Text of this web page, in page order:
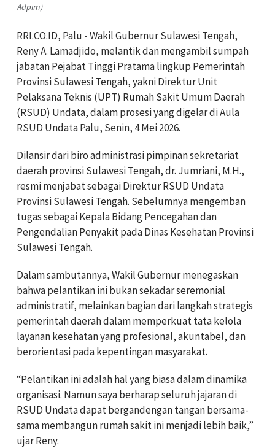
Adpim)
RRI.CO.ID, Palu - Wakil Gubernur Sulawesi Tengah,
Reny A. Lamadjido, melantik dan mengambil sumpah
jabatan Pejabat Tinggi Pratama lingkup Pemerintah
Provinsi Sulawesi Tengah, yakni Direktur Unit
Pelaksana Teknis (UPT) Rumah Sakit Umum Daerah
(RSUD) Undata, dalam prosesi yang digelar di Aula
RSUD Undata Palu, Senin, 4 Mei 2026.
Dilansir dari biro administrasi pimpinan sekretariat
daerah provinsi Sulawesi Tengah, dr. Jumriani, M.H.,
resmi menjabat sebagai Direktur RSUD Undata
Provinsi Sulawesi Tengah. Sebelumnya mengemban
tugas sebagai Kepala Bidang Pencegahan dan
Pengendalian Penyakit pada Dinas Kesehatan Provinsi
Sulawesi Tengah.
Dalam sambutannya, Wakil Gubernur menegaskan
bahwa pelantikan ini bukan sekadar seremonial
administratif, melainkan bagian dari langkah strategis
pemerintah daerah dalam memperkuat tata kelola
layanan kesehatan yang profesional, akuntabel, dan
berorientasi pada kepentingan masyarakat.
“Pelantikan ini adalah hal yang biasa dalam dinamika
organisasi. Namun saya berharap seluruh jajaran di
RSUD Undata dapat bergandengan tangan bersama-
sama membangun rumah sakit ini menjadi lebih baik,”
ujar Reny.